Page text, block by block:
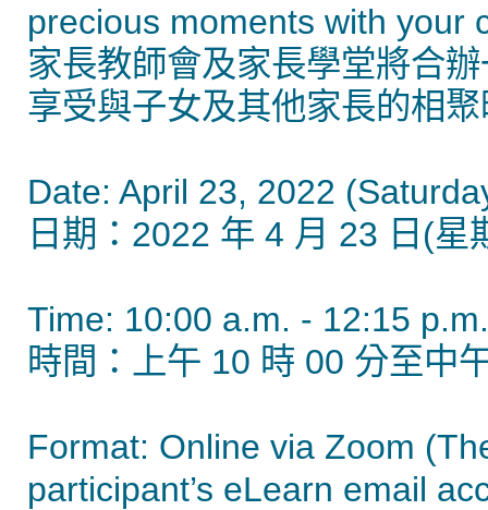
precious moments with your
家長教師會及家長學堂將合
享受與子女及其他家長的相
Date: April 23, 2022
日期：2022 年 4 月 23 日(星
Time: 10:00 a.m. - 12:15
時間：上午 10 時 00 分至中
Format: Online via Zoom
participant’s eLearn email